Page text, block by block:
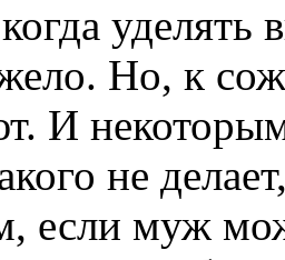
уделять
Но, к
И
не
если муж